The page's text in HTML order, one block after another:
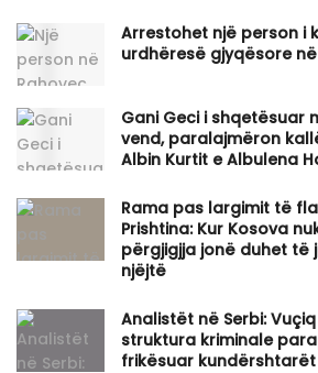
Arrestohet një person i
urdhëresë gjyqësore
Gani Geci i shqetësuar
vend, paralajmëron
Albin Kurtit e Albulena
Rama pas largimit të
Prishtina: Kur Kosova
përgjigjja jonë duhet të
njëjtë
Analistët në Serbi:
struktura kriminale
frikësuar kundërshtarët